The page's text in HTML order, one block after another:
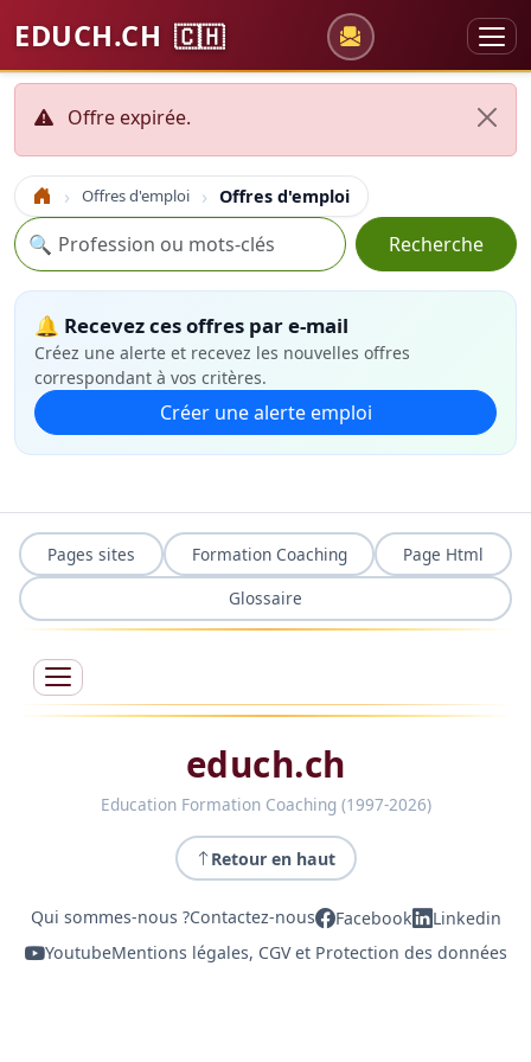
EDUCH.CH 🇨🇭
Offre expirée.
Accueil Offres d'emploi Offres d'emploi
Recherche
🔍 Recherche
🔔 Recevez ces offres par e-mail
Créez une alerte et recevez les nouvelles offres
correspondant à vos critères.
Créer une alerte emploi
Pages sites Formation Coaching
Page Html
Glossaire
educh.ch
Education Formation Coaching (1997-2026)
Retour en haut
Qui sommes-nous ?Contactez-nous Facebook
Linkedin
YoutubeMentions légales, CGV et Protection des données